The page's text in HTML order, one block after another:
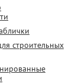
строительных